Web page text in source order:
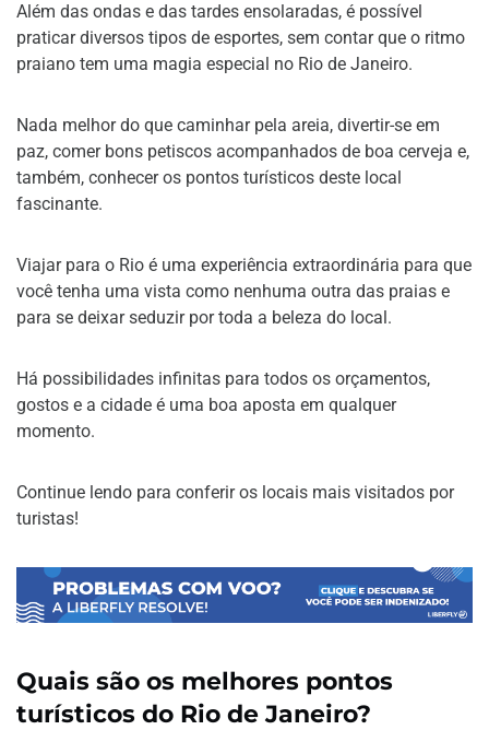
Além das ondas e das tardes ensolaradas, é possível
praticar diversos tipos de esportes, sem contar que o ritmo
praiano tem uma magia especial no Rio de Janeiro.
Nada melhor do que caminhar pela areia, divertir-se em
paz, comer bons petiscos acompanhados de boa cerveja e,
também, conhecer os pontos turísticos deste local
fascinante.
Viajar para o Rio é uma experiência extraordinária para que
você tenha uma vista como nenhuma outra das praias e
para se deixar seduzir por toda a beleza do local.
Há possibilidades infinitas para todos os orçamentos,
gostos e a cidade é uma boa aposta em qualquer
momento.
Continue lendo para conferir os locais mais visitados por
turistas!
Quais são os melhores pontos
turísticos do Rio de Janeiro?